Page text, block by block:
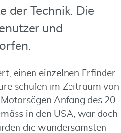
der Technik. Die
und
einen einzelnen Erfinder
schufen im Zeitraum von
Anfang des 20.
in den USA, war doch
die wundersamsten